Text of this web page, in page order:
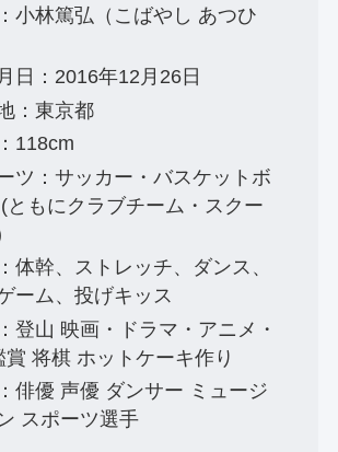
小林篤弘（こばやし あつひ
日：2016年12月26日
：東京都
118cm
ツ：サッカー・バスケットボ
ともにクラブチーム・スクー
体幹、ストレッチ、ダンス、
ーム、投げキッス
登山 映画・ドラマ・アニメ・
賞 将棋 ホットケーキ作り
俳優 声優 ダンサー ミュージ
スポーツ選手